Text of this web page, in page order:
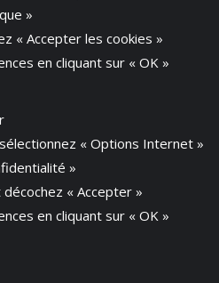
»
« Accepter les cookies »
en cliquant sur « OK »
« Options Internet »
»
décochez « Accepter »
en cliquant sur « OK »